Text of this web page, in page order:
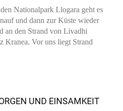
Nationalpark Llogara geht es
und dann zur Küste wieder
an den Strand von Livadhi
Kranea. Vor uns liegt Strand
UND EINSAMKEIT